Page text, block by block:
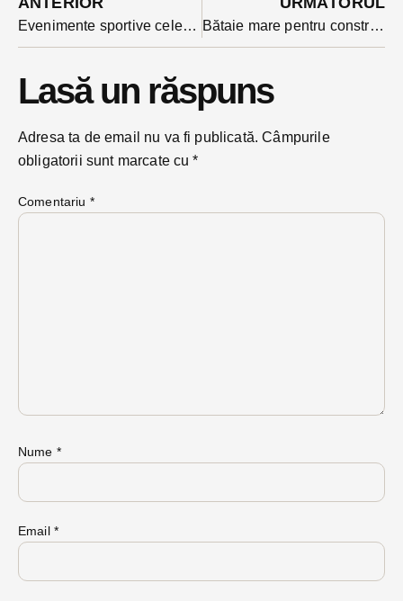
Evenimente sportive celebre care au schimbat industria pariurilor Bătaie mare pentru construcția unei săli de sport mici, într-o comună din BN, cu fonduri UE. Primăria a cerut ”ieftin și bun”
Lasă un răspuns
Adresa ta de email nu va fi publicată. Câmpurile
obligatorii sunt marcate cu*
Comentariu *
Nume *
Email *